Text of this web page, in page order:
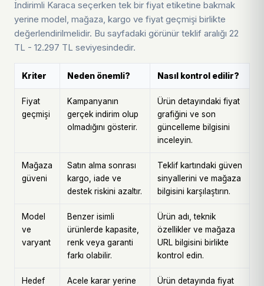
İndirimli Karaca seçerken tek bir fiyat etiketine bakmak
yerine model, mağaza, kargo ve fiyat geçmişi birlikte
değerlendirilmelidir. Bu sayfadaki görünür teklif aralığı 22
TL - 12.297 TL seviyesindedir.
Kriter Neden önemli? Nasıl kontrol edilir?
Fiyat
geçmişi
Kampanyanın
gerçek indirim olup
olmadığını gösterir.
Ürün detayındaki fiyat
grafiğini ve son
güncelleme bilgisini
inceleyin.
Mağaza
güveni
Satın alma sonrası
kargo, iade ve
destek riskini azaltır.
Teklif kartındaki güven
sinyallerini ve mağaza
bilgisini karşılaştırın.
Model
ve
varyant
Benzer isimli
ürünlerde kapasite,
renk veya garanti
farkı olabilir.
Ürün adı, teknik
özellikler ve mağaza
URL bilgisini birlikte
kontrol edin.
Hedef
Acele karar yerine
Ürün detayında fiyat